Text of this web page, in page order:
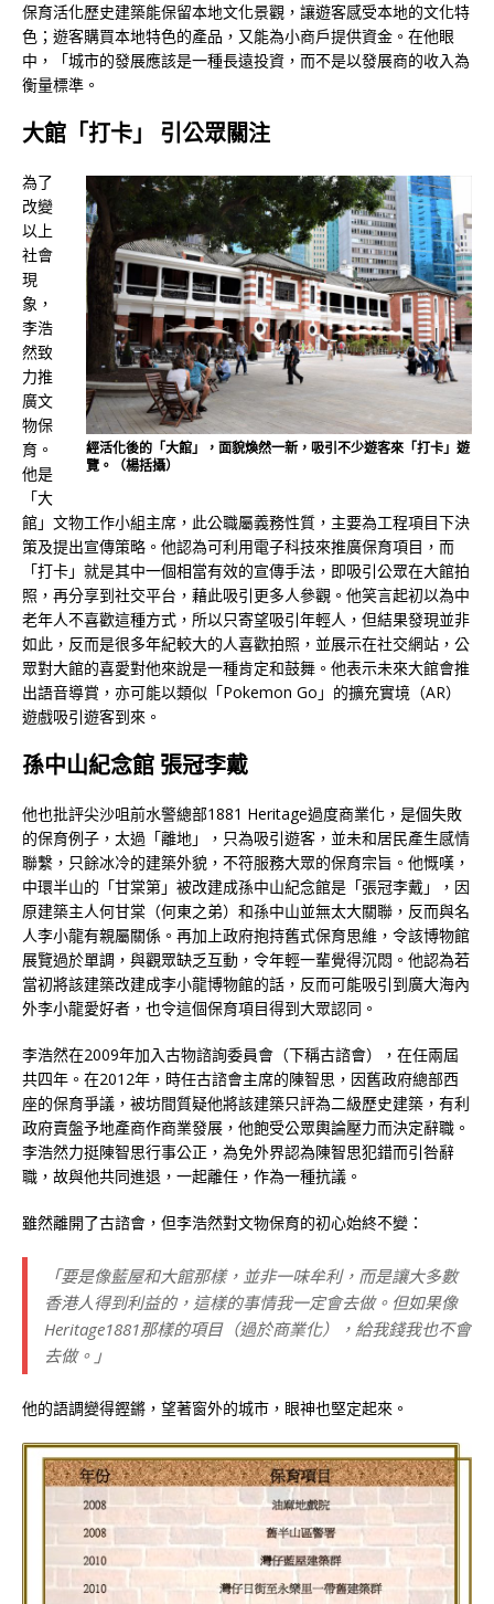
保育活化歷史建築能保留本地文化景觀，讓遊客感受本地的文化特
色；遊客購買本地特色的產品，又能為小商戶提供資金。在他眼
中，「城市的發展應該是一種長遠投資，而不是以發展商的收入為
衡量標準。
大館「打卡」 引公眾關注
經活化後的「大館」，面貌煥然一新，吸引不少遊客來「打卡」遊
覽。（楊括攝）
為了
改變
以上
社會
現
象，
李浩
然致
力推
廣文
物保
育。
他是
「大
館」文物工作小組主席，此公職屬義務性質，主要為工程項目下決
策及提出宣傳策略。他認為可利用電子科技來推廣保育項目，而
「打卡」就是其中一個相當有效的宣傳手法，即吸引公眾在大館拍
照，再分享到社交平台，藉此吸引更多人參觀。他笑言起初以為中
老年人不喜歡這種方式，所以只寄望吸引年輕人，但結果發現並非
如此，反而是很多年紀較大的人喜歡拍照，並展示在社交網站，公
眾對大館的喜愛對他來說是一種肯定和鼓舞。他表示未來大館會推
出語音導賞，亦可能以類似「Pokemon Go」的擴充實境（AR）
遊戲吸引遊客到來。
孫中山紀念館 張冠李戴
他也批評尖沙咀前水警總部1881 Heritage過度商業化，是個失敗
的保育例子，太過「離地」，只為吸引遊客，並未和居民產生感情
聯繫，只餘冰冷的建築外貌，不符服務大眾的保育宗旨。他慨嘆，
中環半山的「甘棠第」被改建成孫中山紀念館是「張冠李戴」，因
原建築主人何甘棠（何東之弟）和孫中山並無太大關聯，反而與名
人李小龍有親屬關係。再加上政府抱持舊式保育思維，令該博物館
展覽過於單調，與觀眾缺乏互動，令年輕一輩覺得沉悶。他認為若
當初將該建築改建成李小龍博物館的話，反而可能吸引到廣大海內
外李小龍愛好者，也令這個保育項目得到大眾認同。
李浩然在2009年加入古物諮詢委員會（下稱古諮會），在任兩屆
共四年。在2012年，時任古諮會主席的陳智思，因舊政府總部西
座的保育爭議，被坊間質疑他將該建築只評為二級歷史建築，有利
政府賣盤予地產商作商業發展，他飽受公眾輿論壓力而決定辭職。
李浩然力挺陳智思行事公正，為免外界認為陳智思犯錯而引咎辭
職，故與他共同進退，一起離任，作為一種抗議。
雖然離開了古諮會，但李浩然對文物保育的初心始終不變：
「要是像藍屋和大館那樣，並非一味牟利，而是讓大多數
香港人得到利益的，這樣的事情我一定會去做。但如果像
Heritage1881那樣的項目（過於商業化），給我錢我也不會
去做。」
他的語調變得鏗鏘，望著窗外的城市，眼神也堅定起來。